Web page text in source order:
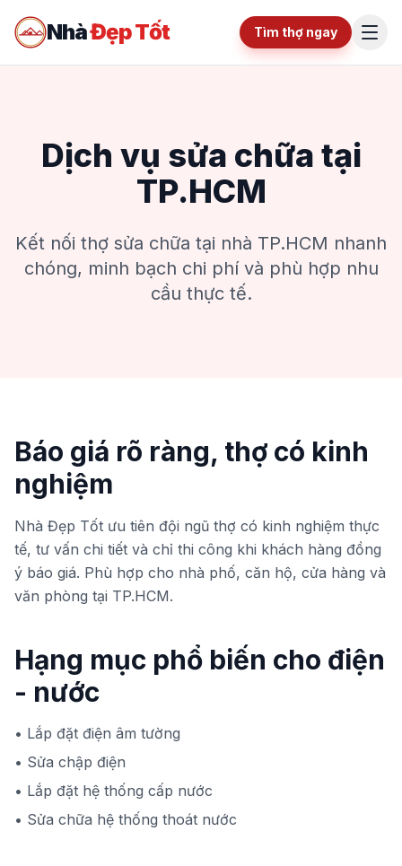
NhàĐẹp Tốt Tìm thợ ngay
Dịch vụ sửa chữa tại
TP.HCM
Kết nối thợ sửa chữa tại nhà TP.HCM nhanh
chóng, minh bạch chi phí và phù hợp nhu
cầu thực tế.
Báo giá rõ ràng, thợ có kinh
nghiệm
Nhà Đẹp Tốt ưu tiên đội ngũ thợ có kinh nghiệm thực
tế, tư vấn chi tiết và chỉ thi công khi khách hàng đồng
ý báo giá. Phù hợp cho nhà phố, căn hộ, cửa hàng và
văn phòng tại TP.HCM.
Hạng mục phổ biến cho điện
- nước
• Lắp đặt điện âm tường
• Sửa chập điện
• Lắp đặt hệ thống cấp nước
• Sửa chữa hệ thống thoát nước